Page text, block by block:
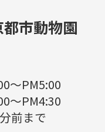
市動物園
～PM5:00
～PM4:30
前まで